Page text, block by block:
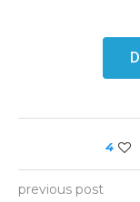
4
previous post